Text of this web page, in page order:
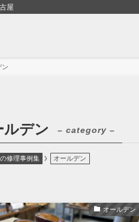
屋
ン
ルデン – category –
修理事例集 オールデン
オールデン